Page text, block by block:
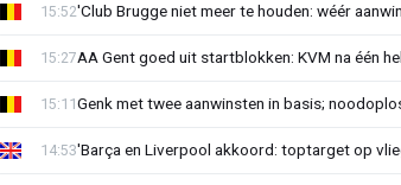
'Club Brugge niet meer te houden: wéér
15:52
AA Gent goed uit startblokken: KVM na één
15:27
Genk met twee aanwinsten in basis;
15:11
'Barça en Liverpool akkoord: toptarget op
14:53